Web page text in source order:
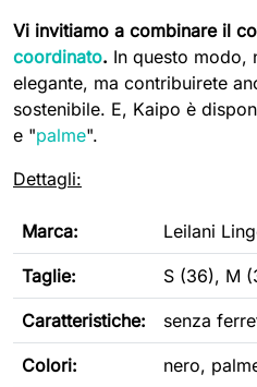
Vi invitiamo a combinare il
coordinato. In questo modo,
elegante, ma contribuirete
sostenibile. E, Kaipo è
e "palme".
Dettagli:
Marca: Leilani
Taglie: S (36), M
Caratteristiche: senza
Colori: nero,